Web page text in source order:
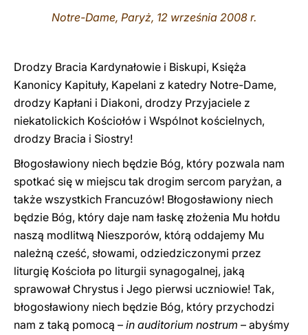
Notre-Dame, Paryż, 12 września 2008 r.
Drodzy Bracia Kardynałowie i Biskupi, Księża
Kanonicy Kapituły, Kapelani z katedry Notre-Dame,
drodzy Kapłani i Diakoni, drodzy Przyjaciele z
niekatolickich Kościołów i Wspólnot kościelnych,
drodzy Bracia i Siostry!
Błogosławiony niech będzie Bóg, który pozwala nam
spotkać się w miejscu tak drogim sercom paryżan, a
także wszystkich Francuzów! Błogosławiony niech
będzie Bóg, który daje nam łaskę złożenia Mu hołdu
naszą modlitwą Nieszporów, którą oddajemy Mu
należną cześć, słowami, odziedziczonymi przez
liturgię Kościoła po liturgii synagogalnej, jaką
sprawował Chrystus i Jego pierwsi uczniowie! Tak,
błogosławiony niech będzie Bóg, który przychodzi
nam z taką pomocą – in auditorium nostrum – abyśmy